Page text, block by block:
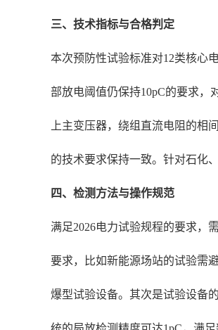
三、技术指标与合格判定
本次预防性试验标准对12类核心
部放电阈值仍保持10pC的要求，
上主变压器，绕组直流电阻的相
的技术要求保持一致。针对石化
四、检测方法与操作规范
满足2026电力试验规程的要求，
要求，比如新能源场站的试验需
爆型试验设备。其次是试验设备